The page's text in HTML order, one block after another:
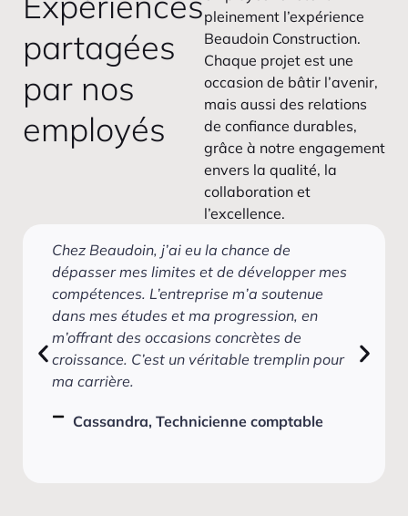
partagées
par nos
employés
pleinement l’expérience
Beaudoin Construction.
Chaque projet est une
occasion de bâtir l’avenir,
mais aussi des relations
de confiance durables,
grâce à notre engagement
envers la qualité, la
collaboration et
l’excellence.
Chez Beaudoin, j’ai eu la chance de
dépasser mes limites et de développer mes
compétences. L’entreprise m’a soutenue
dans mes études et ma progression, en
m’offrant des occasions concrètes de
croissance. C’est un véritable tremplin pour
ma carrière.
Cassandra, Technicienne comptable